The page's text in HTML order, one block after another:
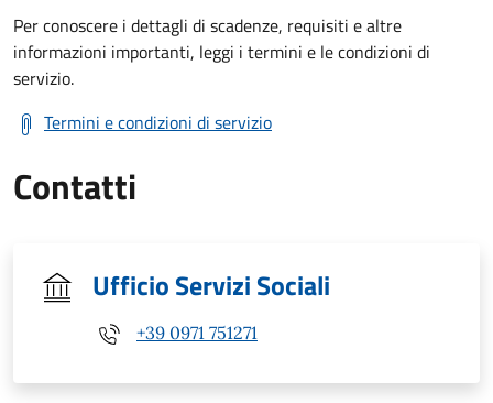
Per conoscere i dettagli di scadenze, requisiti e altre
informazioni importanti, leggi i termini e le condizioni di
servizio.
Termini e condizioni di servizio
Contatti
Ufficio Servizi Sociali
+39 0971 751271